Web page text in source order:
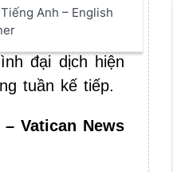
Anh – English
Thánh Cha
trong tháng
đại dịch hiện
tuần kế tiếp.
– Vatican News